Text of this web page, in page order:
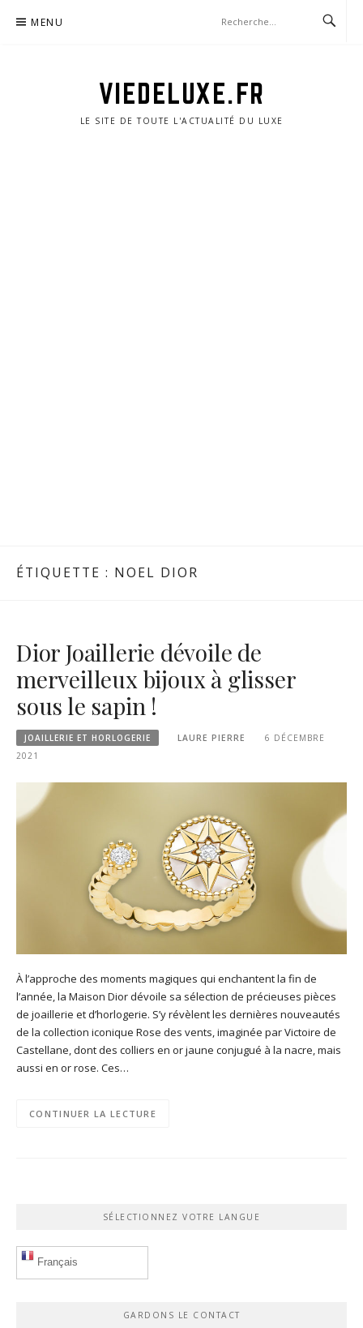
MENU
VIEDELUXE.FR
LE SITE DE TOUTE L'ACTUALITÉ DU LUXE
ÉTIQUETTE : NOEL DIOR
Dior Joaillerie dévoile de
merveilleux bijoux à glisser
sous le sapin !
JOAILLERIE ET HORLOGERIE LAURE PIERRE
6 DÉCEMBRE
2021
À l’approche des moments magiques qui enchantent la fin de
l’année, la Maison Dior dévoile sa sélection de précieuses pièces
de joaillerie et d’horlogerie. S’y révèlent les dernières nouveautés
de la collection iconique Rose des vents, imaginée par Victoire de
Castellane, dont des colliers en or jaune conjugué à la nacre, mais
aussi en or rose. Ces…
CONTINUER LA LECTURE
SÉLECTIONNEZ VOTRE LANGUE
Français
GARDONS LE CONTACT